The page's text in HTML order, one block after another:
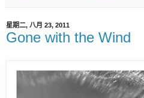
星期二, 八月 23, 2011
Gone with the Wind